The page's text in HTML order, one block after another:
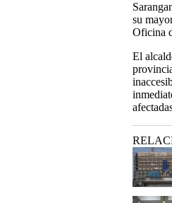
su
Oficina
El